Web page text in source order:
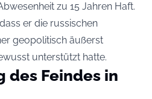
zu 15 Jahren Haft.
er die russischen
geopolitisch äußerst
unterstützt hatte.
des Feindes in